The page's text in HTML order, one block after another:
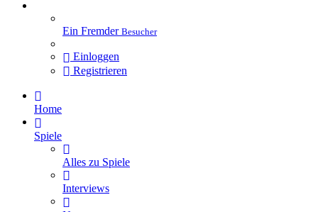
Ein Fremder Besucher
Einloggen
Registrieren
Home
Spiele
Alles zu Spiele
Interviews